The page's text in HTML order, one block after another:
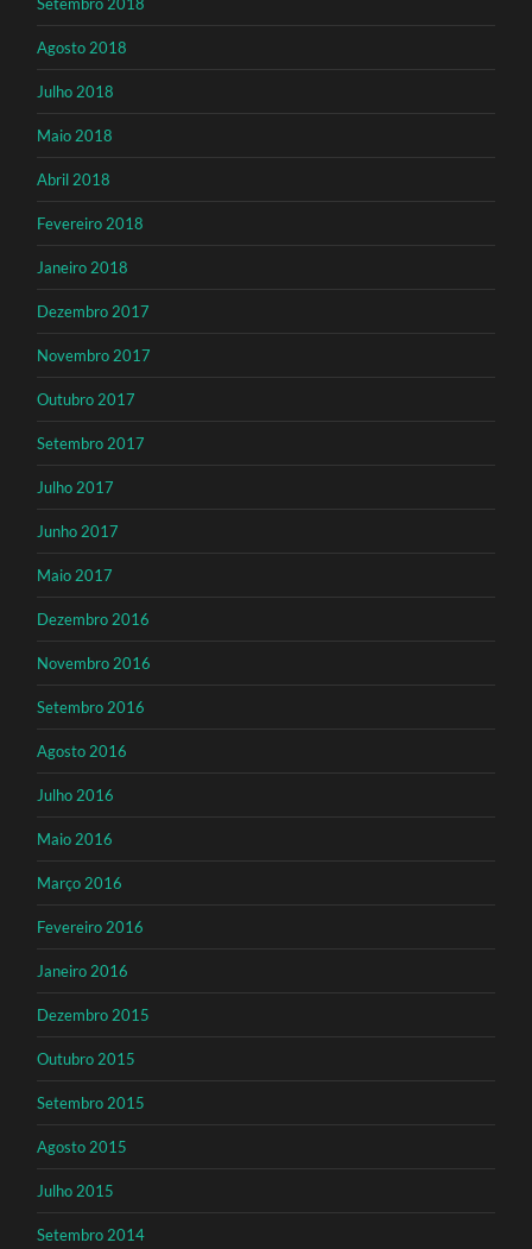
Agosto 2018
Julho 2018
Maio 2018
Abril 2018
Fevereiro 2018
Janeiro 2018
Dezembro 2017
Novembro 2017
Outubro 2017
Setembro 2017
Julho 2017
Junho 2017
Maio 2017
Dezembro 2016
Novembro 2016
Setembro 2016
Agosto 2016
Julho 2016
Maio 2016
Março 2016
Fevereiro 2016
Janeiro 2016
Dezembro 2015
Outubro 2015
Setembro 2015
Agosto 2015
Julho 2015
Setembro 2014